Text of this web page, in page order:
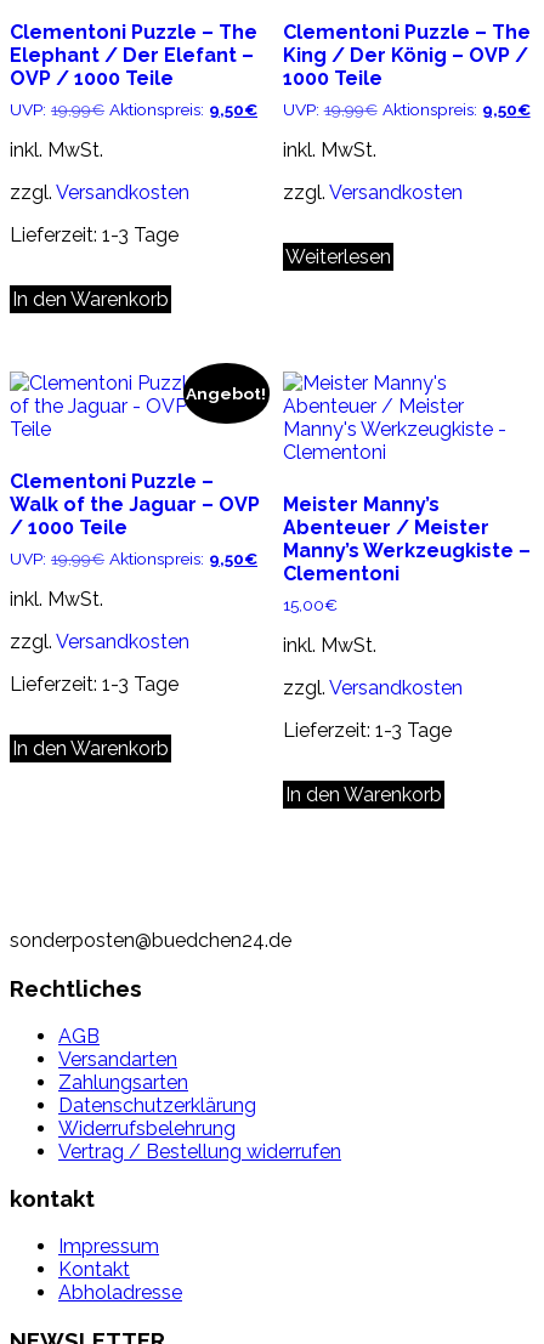
Clementoni Puzzle – The
Elephant / Der Elefant –
OVP / 1000 Teile
UVP: 19,99€ Ursprünglicher
Aktionspreis: 9,50€Aktueller
inkl. MwSt.
zzgl. Versandkosten
Lieferzeit: 1-3 Tage
In den Warenkorb
Clementoni Puzzle – The
King / Der König – OVP /
1000 Teile
UVP: 19,99€ Ursprünglicher
Aktionspreis: 9,50€
inkl. MwSt.
zzgl. Versandkosten
Weiterlesen
Angebot!
Clementoni Puzzle –
Walk of the Jaguar – OVP
/ 1000 Teile
UVP: 19,99€ Ursprünglicher
Aktionspreis: 9,50€Aktueller
Preis
9,50€.
inkl. MwSt.
zzgl. Versandkosten
Lieferzeit: 1-3 Tage
In den Warenkorb
Meister Manny’s
Abenteuer / Meister
Manny’s Werkzeugkiste –
Clementoni
15,00€
inkl. MwSt.
zzgl. Versandkosten
Lieferzeit: 1-3 Tage
In den Warenkorb
sonderposten@buedchen24.de
Rechtliches
AGB
Versandarten
Zahlungsarten
Datenschutzerklärung
Widerrufsbelehrung
Vertrag / Bestellung widerrufen
kontakt
Impressum
Kontakt
Abholadresse